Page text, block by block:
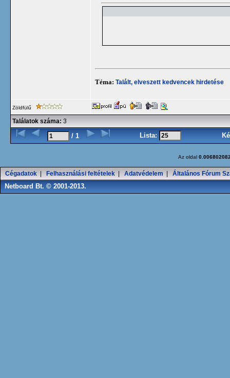
Téma: Talált, elveszett kedvencek hirdetése
Zöldfülű
Találatok száma: 3
/ 1 Lista:
Az oldal
Cégadatok Felhasználási feltételek Adatvédelem Általános Fórum
Netboard Bt. © 2001-2013.